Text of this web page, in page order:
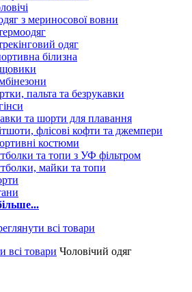
з мериносової вовни
одяг
білизна
пальта та безрукавки
та шорти для плавання
флісові кофти та джемпери
костюми
та топи з УФ фільтром
майки та топи
всі товари Чоловічий одяг